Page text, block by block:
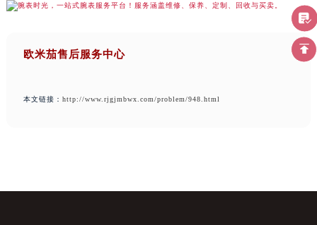
欧米茄售后服务中心
本文链接： http://www.rjgjmbwx.com/problem/948.html